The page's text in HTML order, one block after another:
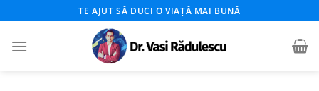
to
content
TE AJUT SĂ DUCI O VIAȚĂ MAI BUNĂ